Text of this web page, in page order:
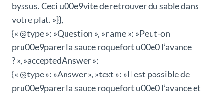
byssus. Ceci u00e9vite de retrouver du sable dans
votre plat. »}},
{« @type »: »Question », »name »: »Peut-on
pru00e9parer la sauce roquefort u00e0 l’avance
? », »acceptedAnswer »:
{« @type »: »Answer », »text »: »Il est possible de
pru00e9parer la sauce roquefort u00e0 l’avance et